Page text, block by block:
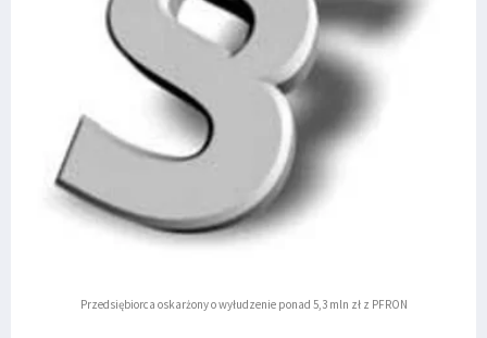
Przedsiębiorca oskarżony o wyłudzenie ponad 5,3 mln zł z PFRON